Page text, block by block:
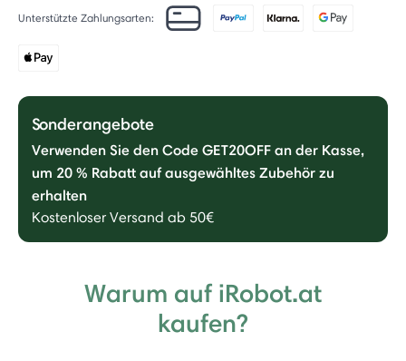
Unterstützte Zahlungsarten:
Sonderangebote
Verwenden Sie den Code GET20OFF an der Kasse,
um 20 % Rabatt auf ausgewähltes Zubehör zu
erhalten
Kostenloser Versand ab 50€
Warum auf iRobot.at
kaufen?